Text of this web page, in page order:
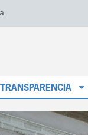
TRANSPARENCIA